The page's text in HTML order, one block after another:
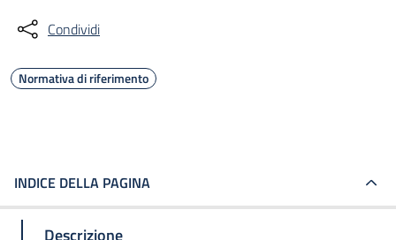
Condividi
Normativa di riferimento
INDICE DELLA PAGINA
Descrizione